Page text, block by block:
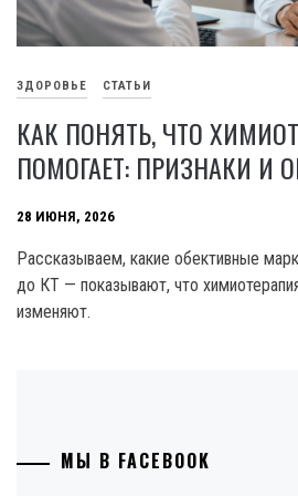
ЗДОРОВЬЕ СТАТЬИ
КАК ПОНЯТЬ, ЧТО
ПОМОГАЕТ: ПРИЗНАКИ И
28 ИЮНЯ, 2026
Рассказываем, какие обективные
до КТ — показывают, что
изменяют.
МЫ В FACEBOOK